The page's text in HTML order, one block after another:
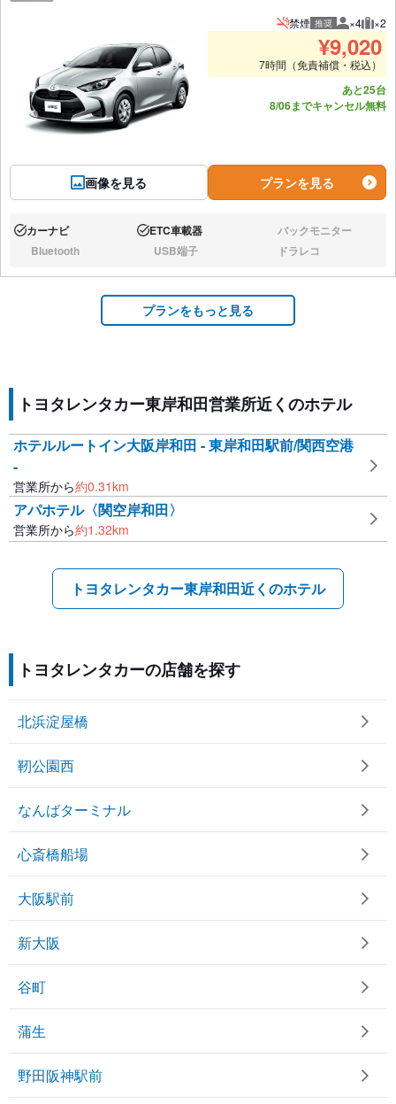
画像を見る
禁煙 推奨 推奨人数
×4 推
×2
¥9,020
7時間（免責補償・税込）
あと25台
8/06までキャンセル無料
プランを見る
あり:カーナビ あり:ETC車載器 なし:バックモニター
なし:Bluetooth なし:USB端子 なし:ドラレコ
プランをもっと見る
トヨタレンタカー東岸和田営業所近くのホテル
ホテルルートイン大阪岸和田 - 東岸和田駅前/関西空港
-
営業所から約0.31km
アパホテル〈関空岸和田〉
営業所から約1.32km
トヨタレンタカー東岸和田近くのホテル
トヨタレンタカーの店舗を探す
北浜淀屋橋
靭公園西
なんばターミナル
心斎橋船場
大阪駅前
新大阪
谷町
蒲生
野田阪神駅前